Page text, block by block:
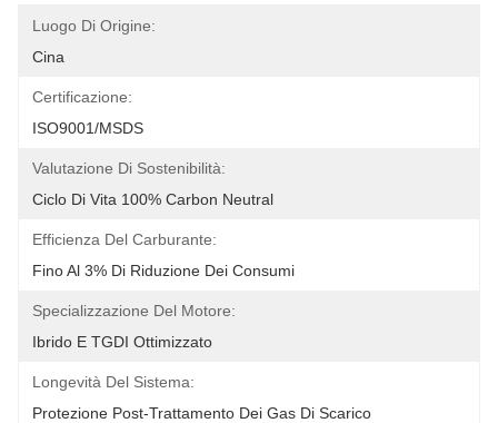
Luogo Di Origine:
Cina
Certificazione:
ISO9001/MSDS
Valutazione Di Sostenibilità:
Ciclo Di Vita 100% Carbon Neutral
Efficienza Del Carburante:
Fino Al 3% Di Riduzione Dei Consumi
Specializzazione Del Motore:
Ibrido E TGDI Ottimizzato
Longevità Del Sistema:
Protezione Post-Trattamento Dei Gas Di Scarico